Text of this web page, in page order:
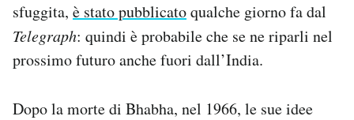
sfuggita, è stato pubblicatoqualche giorno fa dal
Telegraph: quindi è probabile che se ne riparli nel
prossimo futuro anche fuori dall’India.
Dopo la morte di Bhabha, nel 1966, le sue idee